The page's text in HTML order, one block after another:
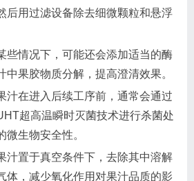
后用过滤设备除去细微颗粒和悬浮
些情况下，可能还会添加适当的酶
中果胶物质分解，提高澄清效果。
汁在进入后续工序前，通常会通过
超高温瞬时灭菌技术进行杀菌处
微生物安全性。
汁置于真空条件下，去除其中溶解
体，减少氧化作用对果汁品质的影